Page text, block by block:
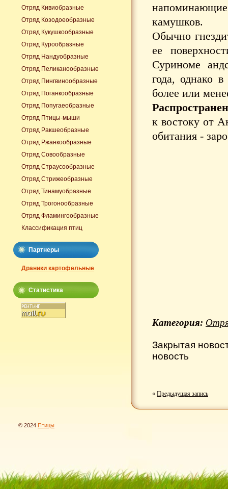
камушков.
Обычно
ее
Суриноме
года, однако
более или
к востоку от
обитания -
Категория:
Закрытая
новость
« Предыдущая запись
Отряд Кивиобразные
Отряд Козодоеобразные
Отряд Кукушкообразные
Отряд Курообразные
Отряд Нандуобразные
Отряд Пеликанообразные
Отряд Пингвинообразные
Отряд Поганкообразные
Отряд Попугаеобразные
Отряд Птицы-мыши
Отряд Ракшеобразные
Отряд Ржанкообразные
Отряд Совообразные
Отряд Страусообразные
Отряд Стрижеобразные
Отряд Тинамуобразные
Отряд Трогонообразные
Отряд Фламингообразные
Классификация птиц
Партнеры
Драники картофельные
Статистика
© 2024 Птицы